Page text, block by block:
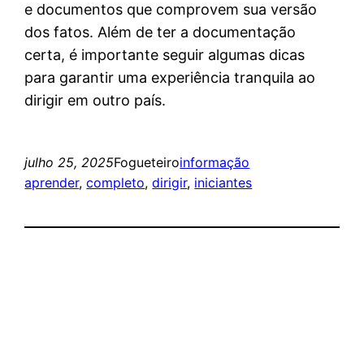
e documentos que comprovem sua versão
dos fatos. Além de ter a documentação
certa, é importante seguir algumas dicas
para garantir uma experiência tranquila ao
dirigir em outro país.
julho 25, 2025Fogueteiroinformação
aprender, completo, dirigir, iniciantes